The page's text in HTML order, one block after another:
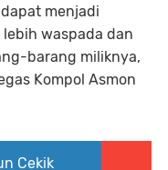
menjadi
waspada dan
barang miliknya,
Kompol Asmon
Cekik